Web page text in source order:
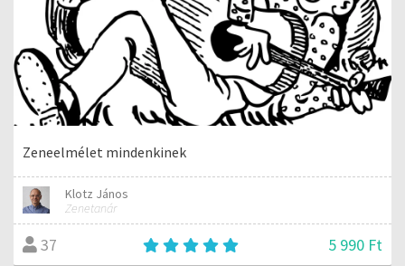
Zeneelmélet mindenkinek
Klotz János
Zenetanár
37 5 990 Ft